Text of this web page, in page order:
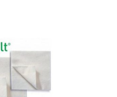
گن لاغری و گن بعد از زایمان